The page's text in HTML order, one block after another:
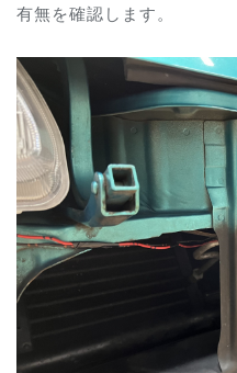
有無を確認します。